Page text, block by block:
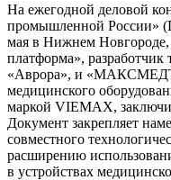
На ежегодной деловой
промышленной России»
мая в Нижнем
платформа»,
«Аврора», и
медицинского
маркой VIEMAX,
Документ закрепляет
совместного
расширению
в устройствах